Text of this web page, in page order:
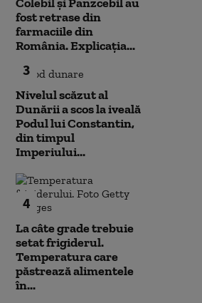
fost retrase din
farmaciile din
România. Explicația...
3
Nivelul scăzut al
Dunării a scos la iveală
Podul lui Constantin,
din timpul
Imperiului...
4
La câte grade trebuie
setat frigiderul.
Temperatura care
păstrează alimentele
în...